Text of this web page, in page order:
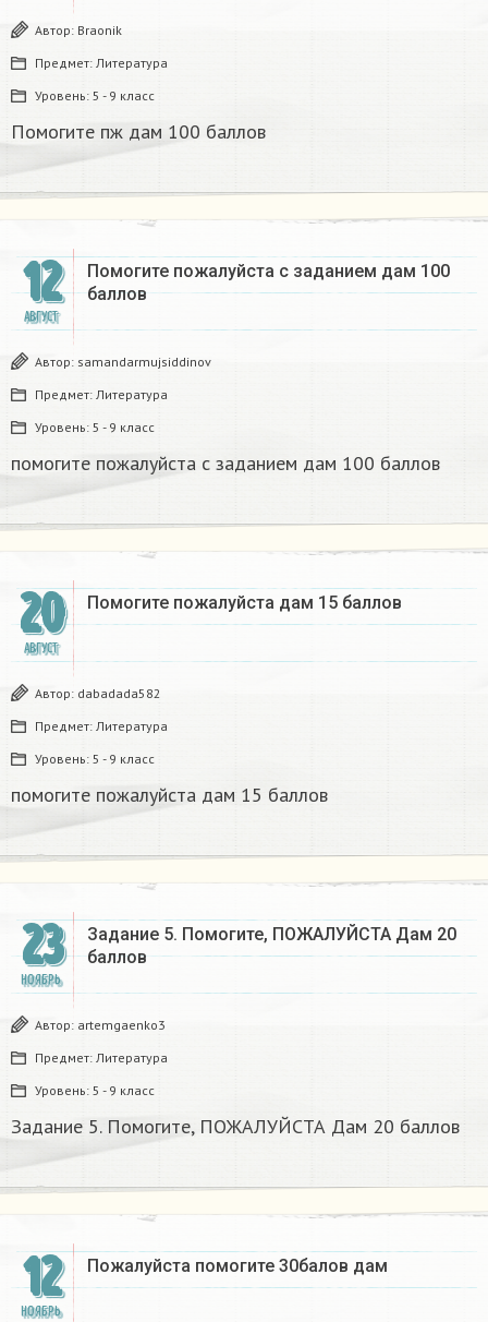
Автор: Braonik
Предмет: Литература
Уровень: 5 - 9 класс
Помогите пж дам 100 баллов
12
АВГУСТ
Помогите пожалуйста с заданием дам 100
баллов ​
Автор: samandarmujsiddinov
Предмет: Литература
Уровень: 5 - 9 класс
помогите пожалуйста с заданием дам 100 баллов ​
20
АВГУСТ
Помогите пожалуйста дам 15 баллов​
Автор: dabadada582
Предмет: Литература
Уровень: 5 - 9 класс
помогите пожалуйста дам 15 баллов​
23
НОЯБРЬ
Задание 5. Помогите, ПОЖАЛУЙСТА Дам 20
баллов
Автор: artemgaenko3
Предмет: Литература
Уровень: 5 - 9 класс
Задание 5. Помогите, ПОЖАЛУЙСТА Дам 20 баллов
12
НОЯБРЬ
Пожалуйста помогите 30балов дам